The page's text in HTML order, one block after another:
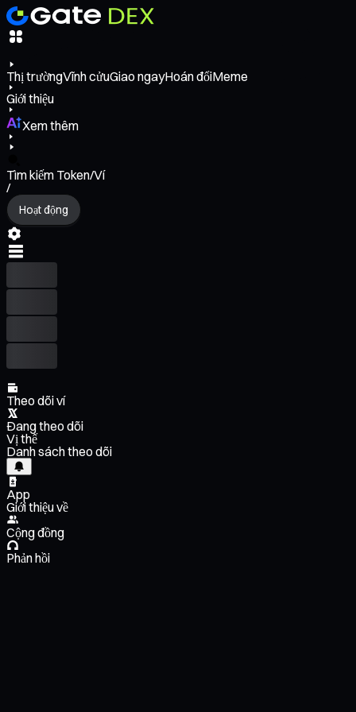
Thị trườngVĩnh cửuGiao ngayHoán đổiMeme
Giới thiệu
Xem thêm
Tìm kiếm Token/Ví
/
Hoạt động
Theo dõi ví
Đang theo dõi
Vị thế
Danh sách theo dõi
App
Giới thiệu về
Cộng đồng
Phản hồi